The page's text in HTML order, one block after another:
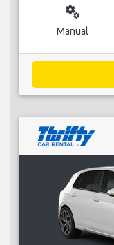
miscellaneous_services
Manual